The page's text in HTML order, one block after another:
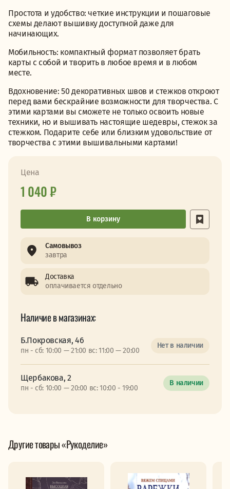
Простота и удобство: четкие инструкции и пошаговые
схемы делают вышивку доступной даже для
начинающих.
Мобильность: компактный формат позволяет брать
карты с собой и творить в любое время и в любом
месте.
Вдохновение: 50 декоративных швов и стежков откроют
перед вами бескрайние возможности для творчества. С
этими картами вы сможете не только освоить новые
техники, но и вышивать настоящие шедевры, стежок за
стежком. Подарите себе или близким удовольствие от
творчества с этими вышивальными картами!
Цена
1 040 ₽
В корзину
Самовывоз
завтра
Доставка
оплачивается отдельно
Наличие в магазинах:
Б.Покровская, 46
пн - сб: 10:00 — 21:00 вс: 11:00 — 20:00
Нет в наличии
Щербакова, 2
пн - сб: 10:00 — 20:00 вс: 10:00 - 19:00
В наличии
Другие товары «Рукоделие»